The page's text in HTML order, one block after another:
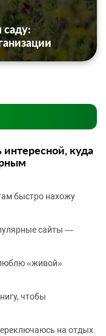
саду:
интересной, куда
быстро нахожу
сайты —
«живой»
чтобы
на отдых.